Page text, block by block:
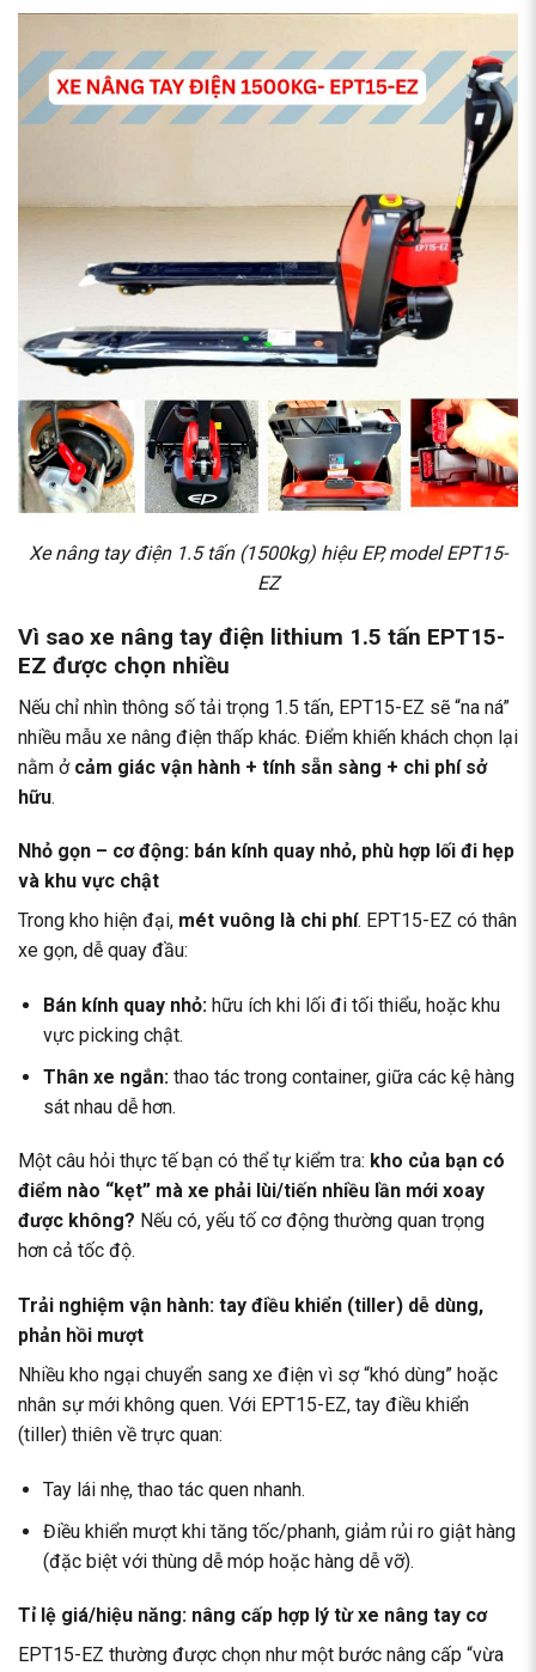
Xe nâng tay điện 1.5 tấn (1500kg) hiệu EP, model EPT15-
EZ
Vì sao xe nâng tay điện lithium 1.5 tấn EPT15-
EZ được chọn nhiều
Nếu chỉ nhìn thông số tải trọng 1.5 tấn, EPT15-EZ sẽ “na ná”
nhiều mẫu xe nâng điện thấp khác. Điểm khiến khách chọn lại
nằm ở cảm giác vận hành + tính sẵn sàng + chi phí sở
hữu.
Nhỏ gọn – cơ động: bán kính quay nhỏ, phù hợp lối đi hẹp
và khu vực chật
Trong kho hiện đại, mét vuông là chi phí. EPT15-EZ có thân
xe gọn, dễ quay đầu:
Bán kính quay nhỏ:hữu ích khi lối đi tối thiểu, hoặc khu
vực picking chật.
Thân xe ngắn:thao tác trong container, giữa các kệ hàng
sát nhau dễ hơn.
Một câu hỏi thực tế bạn có thể tự kiểm tra: kho của bạn có
điểm nào “kẹt” mà xe phải lùi/tiến nhiều lần mới xoay
được không? Nếu có, yếu tố cơ động thường quan trọng
hơn cả tốc độ.
Trải nghiệm vận hành: tay điều khiển (tiller) dễ dùng,
phản hồi mượt
Nhiều kho ngại chuyển sang xe điện vì sợ “khó dùng” hoặc
nhân sự mới không quen. Với EPT15-EZ, tay điều khiển
(tiller) thiên về trực quan:
Tay lái nhẹ, thao tác quen nhanh.
Điều khiển mượt khi tăng tốc/phanh, giảm rủi ro giật hàng
(đặc biệt với thùng dễ móp hoặc hàng dễ vỡ).
Tỉ lệ giá/hiệu năng: nâng cấp hợp lý từ xe nâng tay cơ
EPT15-EZ thường được chọn như một bước nâng cấp “vừa